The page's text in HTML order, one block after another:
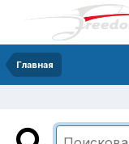
Главная